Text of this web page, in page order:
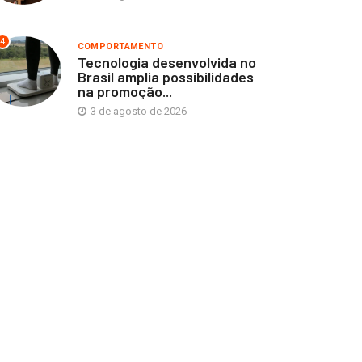
4 COMPORTAMENTO
Tecnologia desenvolvida no
Brasil amplia possibilidades
na promoção...
3 de agosto de 2026